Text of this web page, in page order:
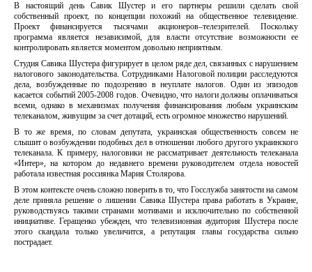
В настоящий день Савик Шустер и его партнеры решили сделать свой
собственный проект, по концепции похожий на общественное телевидение.
Проект финансируется тысячами акционеров–телезрителей. Поскольку
программа является независимой, для власти отсутствие возможности ее
контролировать является моментом довольно неприятным.
Студия Савика Шустера фигурирует в целом ряде дел, связанных с нарушением
налогового законодательства. Сотрудниками Налоговой полиции расследуются
дела, возбужденные по подозрению в неуплате налогов. Один из эпизодов
касается событий 2005-2008 годов. Очевидно, что налоги должны оплачиваться
всеми, однако в механизмах получения финансирования любым украинским
телеканалом, живущим за счет дотаций, есть огромное множество нарушений.
В то же время, по словам депутата, украинская общественность совсем не
слышит о возбуждении подобных дел в отношении любого другого украинского
телеканала. К примеру, налоговики не рассматривает деятельность телеканала
«Интер», на котором до недавнего времени руководителем отдела новостей
работала известная россиянка Мария Столярова.
В этом контексте очень сложно поверить в то, что Госслужба занятости на самом
деле приняла решение о лишении Савика Шустера права работать в Украине,
руководствуясь такими странами мотивами и исключительно по собственной
инициативе. Геращенко убежден, что телевизионная аудитория Шустера после
этого скандала только увеличится, а репутация главы государства сильно
пострадает.